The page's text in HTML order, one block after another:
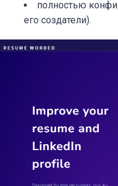
полностью
его создатели).